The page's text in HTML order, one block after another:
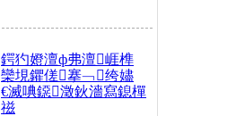
鍔犳嬁澶ф弗澶崕榫
欒垷鑺傞搴﹁绔嬧
€滅唺鐚澂鈥濇寫鎴樿
禌